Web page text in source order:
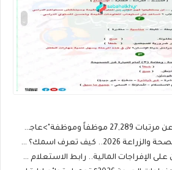
وزارة المالية الإفراج عن مرتبات 27,289 موظفاً وموظفة
عن إفراجات يوليو وخطوات متابعة الطلب
رابط الاستعلام عن صرف مرتبات شهر 7 والجهات التي لديها إفراج عبر “راتبك لحظي”